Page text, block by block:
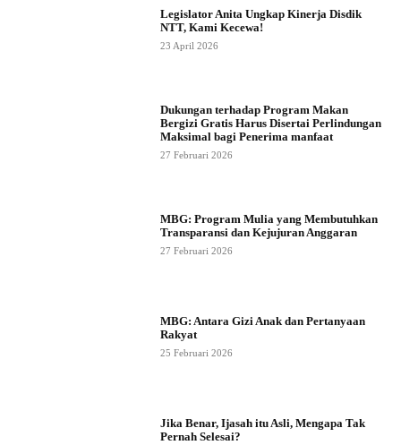
Legislator Anita Ungkap Kinerja Disdik
NTT, Kami Kecewa!
23 April 2026
Dukungan terhadap Program Makan
Bergizi Gratis Harus Disertai Perlindungan
Maksimal bagi Penerima manfaat
27 Februari 2026
MBG: Program Mulia yang Membutuhkan
Transparansi dan Kejujuran Anggaran
27 Februari 2026
MBG: Antara Gizi Anak dan Pertanyaan
Rakyat
25 Februari 2026
Jika Benar, Ijasah itu Asli, Mengapa Tak
Pernah Selesai?